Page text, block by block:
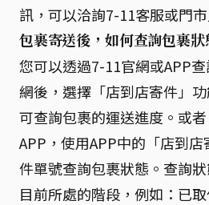
訊，可以洽詢7-11客服或門市
包裹寄送後，如何查詢包裹狀
您可以透過7-11官網或APP
網後，選擇「店到店寄件」
可查詢包裹的運送進度。或
APP，使用APP中的「店到
件單號查詢包裹狀態。查詢
目前所處的階段，例如：已